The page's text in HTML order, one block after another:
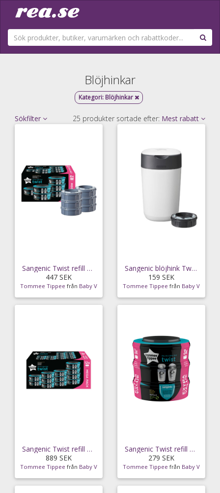
Blöjhinkar
Kategori: Blöjhinkar
Sökfilter 25 produkter sortade efter: Mest rabatt
Sangenic Twist refill kassett 6-pack
447 SEK
Tommee Tippee från Baby V
Sangenic blöjhink Twist & Click, vit
159 SEK
Tommee Tippee från Baby V
Sangenic Twist refill kassett 12-pack
889 SEK
Tommee Tippee från Baby V
Sangenic Twist refill kassett 3-pack
279 SEK
Tommee Tippee från Baby V